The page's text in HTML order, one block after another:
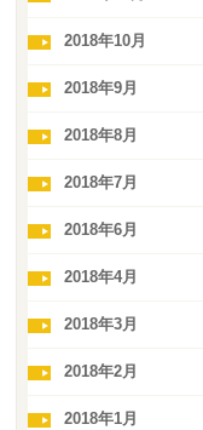
2018年10月
2018年9月
2018年8月
2018年7月
2018年6月
2018年4月
2018年3月
2018年2月
2018年1月